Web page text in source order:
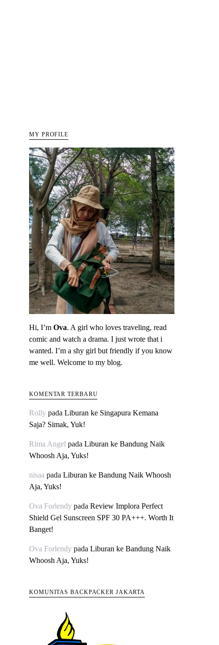
MY PROFILE
Hi, I’m Ova. A girl who loves traveling, read
comic and watch a drama. I just wrote that i
wanted. I’m a shy girl but friendly if you know
me well. Welcome to my blog.
KOMENTAR TERBARU
Rolly pada Liburan ke Singapura Kemana
Saja? Simak, Yuk!
Rima Angel pada Liburan ke Bandung Naik
Whoosh Aja, Yuks!
nisaa pada Liburan ke Bandung Naik Whoosh
Aja, Yuks!
Ova Forlendy pada Review Implora Perfect
Shield Gel Sunscreen SPF 30 PA+++. Worth It
Banget!
Ova Forlendy pada Liburan ke Bandung Naik
Whoosh Aja, Yuks!
KOMUNITAS BACKPACKER JAKARTA